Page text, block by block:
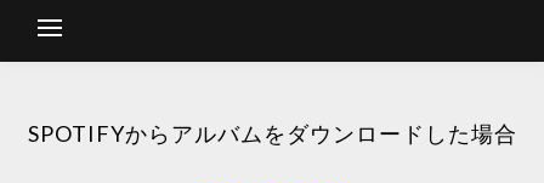
SPOTIFYからアルバムをダウンロードした場合